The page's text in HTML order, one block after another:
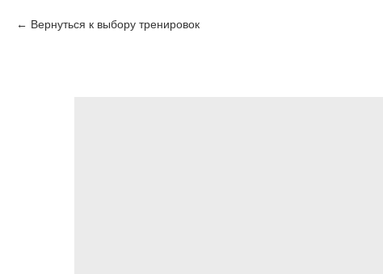
Вернуться к выбору тренировок